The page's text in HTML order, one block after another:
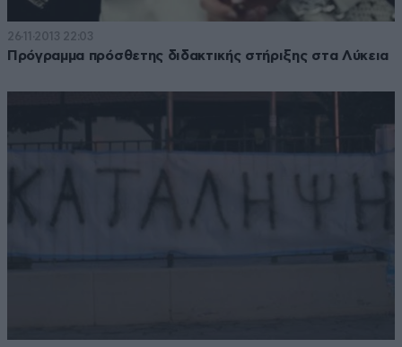
26·11·2013 22:03
Πρόγραμμα πρόσθετης διδακτικής στήριξης στα Λύκεια